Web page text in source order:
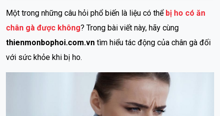
Một trong những câu hỏi phổ biến là liệu có thể bị ho có ăn
chân gà được không? Trong bài viết này, hãy cùng
thienmonbophoi.com.vn tìm hiểu tác động của chân gà đối
với sức khỏe khi bị ho.